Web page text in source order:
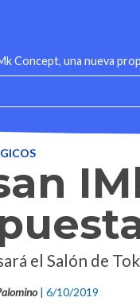
Concept, una nueva
el Salón de
| 6/10/2019